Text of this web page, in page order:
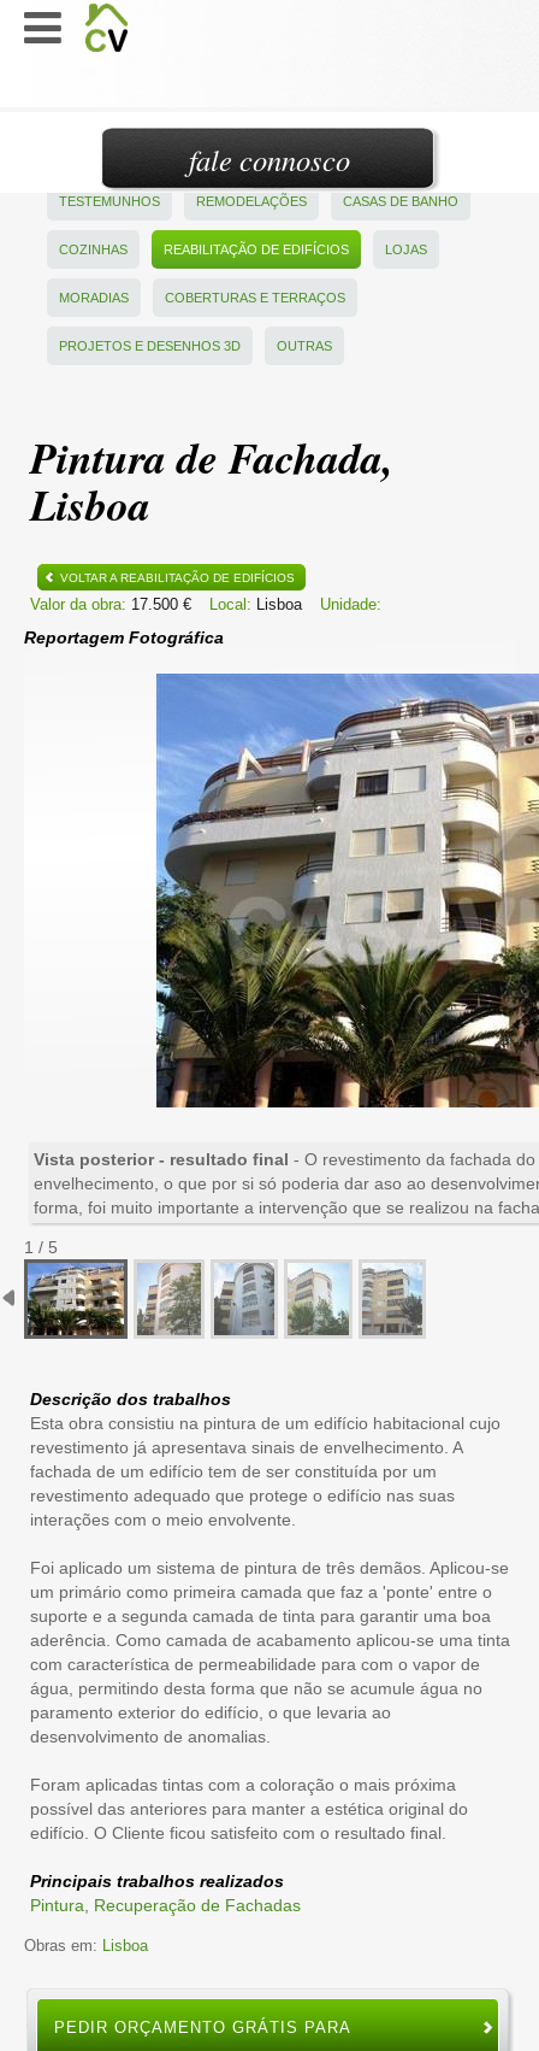
TESTEMUNHOS REMODELAÇÕES CASAS DE BANHO
COZINHAS REABILITAÇÃO DE EDIFÍCIOS LOJAS
MORADIAS COBERTURAS E TERRAÇOS
PROJETOS E DESENHOS 3D OUTRAS
Pintura de Fachada,
Lisboa
VOLTAR A REABILITAÇÃO DE EDIFÍCIOS
Valor da obra: 17.500 € Local: Lisboa Unidade:
Reportagem Fotográfica
Vista posterior - resultado final - O revestimento da fachada
envelhecimento, o que por si só poderia dar aso ao
forma, foi muito importante a intervenção que se realizou na
1 / 5
Descrição dos trabalhos
Esta obra consistiu na pintura de um edifício habitacional cujo
revestimento já apresentava sinais de envelhecimento. A
fachada de um edifício tem de ser constituída por um
revestimento adequado que protege o edifício nas suas
interações com o meio envolvente.
Foi aplicado um sistema de pintura de três demãos. Aplicou-se
um primário como primeira camada que faz a 'ponte' entre o
suporte e a segunda camada de tinta para garantir uma boa
aderência. Como camada de acabamento aplicou-se uma tinta
com característica de permeabilidade para com o vapor de
água, permitindo desta forma que não se acumule água no
paramento exterior do edifício, o que levaria ao
desenvolvimento de anomalias.
Foram aplicadas tintas com a coloração o mais próxima
possível das anteriores para manter a estética original do
edifício. O Cliente ficou satisfeito com o resultado final.
Principais trabalhos realizados
Pintura
Recuperação de Fachadas
Obras em: Lisboa
PEDIR ORÇAMENTO GRÁTIS PARA
fale connosco